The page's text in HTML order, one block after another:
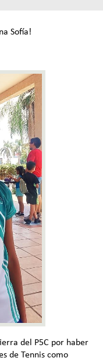
Sofía!
del P5C por haber
de Tennis como